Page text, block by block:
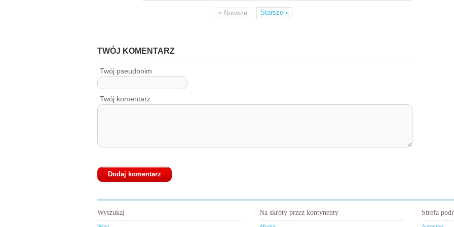
« Nowsze Starsze»
TWÓJ KOMENTARZ
Twój pseudonim
Twój komentarz
Wyszukaj Na skróty przez kontynenty Strefa